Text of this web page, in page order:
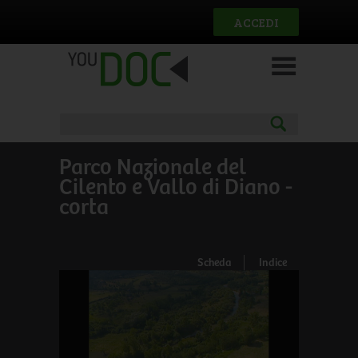
ACCEDI
Parco Nazionale del
Cilento e Vallo di Diano -
corta
Scheda Indice